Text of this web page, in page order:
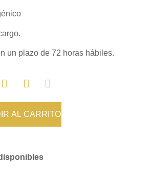
un plazo de 72 horas hábiles.
AL CARRITO